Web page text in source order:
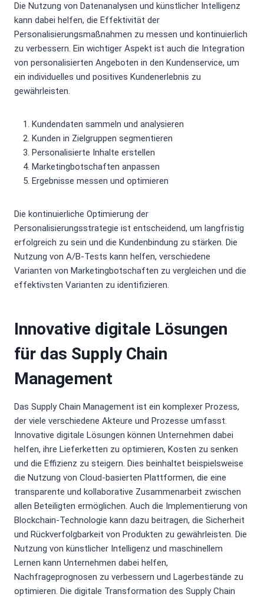
Die Nutzung von Datenanalysen und künstlicher Intelligenz
kann dabei helfen, die Effektivität der
Personalisierungsmaßnahmen zu messen und kontinuierlich
zu verbessern. Ein wichtiger Aspekt ist auch die Integration
von personalisierten Angeboten in den Kundenservice, um
ein individuelles und positives Kundenerlebnis zu
gewährleisten.
Kundendaten sammeln und analysieren
Kunden in Zielgruppen segmentieren
Personalisierte Inhalte erstellen
Marketingbotschaften anpassen
Ergebnisse messen und optimieren
Die kontinuierliche Optimierung der
Personalisierungsstrategie ist entscheidend, um langfristig
erfolgreich zu sein und die Kundenbindung zu stärken. Die
Nutzung von A/B-Tests kann helfen, verschiedene
Varianten von Marketingbotschaften zu vergleichen und die
effektivsten Varianten zu identifizieren.
Innovative digitale Lösungen
für das Supply Chain
Management
Das Supply Chain Management ist ein komplexer Prozess,
der viele verschiedene Akteure und Prozesse umfasst.
Innovative digitale Lösungen können Unternehmen dabei
helfen, ihre Lieferketten zu optimieren, Kosten zu senken
und die Effizienz zu steigern. Dies beinhaltet beispielsweise
die Nutzung von Cloud-basierten Plattformen, die eine
transparente und kollaborative Zusammenarbeit zwischen
allen Beteiligten ermöglichen. Auch die Implementierung von
Blockchain-Technologie kann dazu beitragen, die Sicherheit
und Rückverfolgbarkeit von Produkten zu gewährleisten. Die
Nutzung von künstlicher Intelligenz und maschinellem
Lernen kann Unternehmen dabei helfen,
Nachfrageprognosen zu verbessern und Lagerbestände zu
optimieren. Die digitale Transformation des Supply Chain